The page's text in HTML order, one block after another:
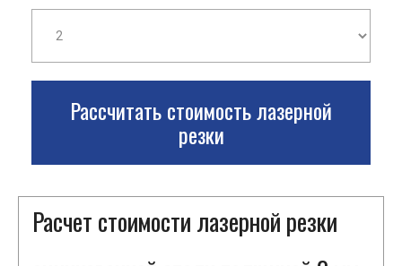
Рассчитать стоимость лазерной
резки
Расчет стоимости лазерной резки